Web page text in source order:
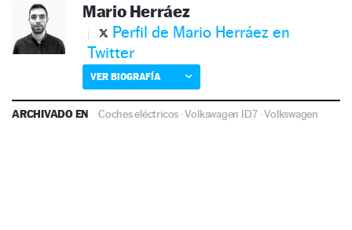
Mario Herráez
Perfil de Mario Herráez en
Twitter
VER BIOGRAFÍA
ARCHIVADO EN Coches eléctricos ·Volkswagen ID.7·Volkswagen